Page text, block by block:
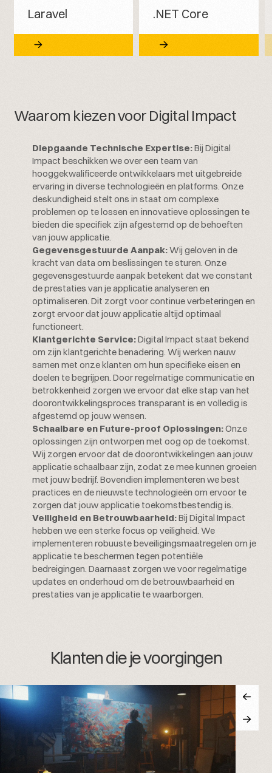
Laravel .NET Core
Waarom kiezen voor Digital Impact
Diepgaande Technische Expertise:Bij Digital
Impact beschikken we over een team van
hooggekwalificeerde ontwikkelaars met uitgebreide
ervaring in diverse technologieën en platforms. Onze
deskundigheid stelt ons in staat om complexe
problemen op te lossen en innovatieve oplossingen te
bieden die specifiek zijn afgestemd op de behoeften
van jouw applicatie.
Gegevensgestuurde Aanpak:Wij geloven in de
kracht van data om beslissingen te sturen. Onze
gegevensgestuurde aanpak betekent dat we constant
de prestaties van je applicatie analyseren en
optimaliseren. Dit zorgt voor continue verbeteringen en
zorgt ervoor dat jouw applicatie altijd optimaal
functioneert.
Klantgerichte Service:Digital Impact staat bekend
om zijn klantgerichte benadering. Wij werken nauw
samen met onze klanten om hun specifieke eisen en
doelen te begrijpen. Door regelmatige communicatie en
betrokkenheid zorgen we ervoor dat elke stap van het
doorontwikkelingsproces transparant is en volledig is
afgestemd op jouw wensen.
Schaalbare en Future-proof Oplossingen:Onze
oplossingen zijn ontworpen met oog op de toekomst.
Wij zorgen ervoor dat de doorontwikkelingen aan jouw
applicatie schaalbaar zijn, zodat ze mee kunnen groeien
met jouw bedrijf. Bovendien implementeren we best
practices en de nieuwste technologieën om ervoor te
zorgen dat jouw applicatie toekomstbestendig is.
Veiligheid en Betrouwbaarheid:Bij Digital Impact
hebben we een sterke focus op veiligheid. We
implementeren robuuste beveiligingsmaatregelen om je
applicatie te beschermen tegen potentiële
bedreigingen. Daarnaast zorgen we voor regelmatige
updates en onderhoud om de betrouwbaarheid en
prestaties van je applicatie te waarborgen.
Klanten die je voorgingen